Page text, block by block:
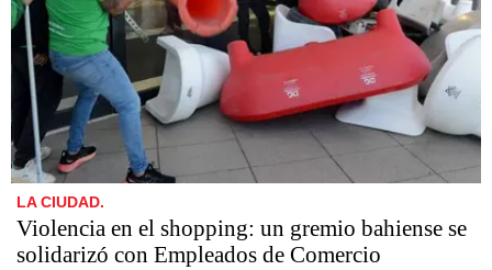
LA CIUDAD.
Violencia en el shopping: un gremio bahiense se
solidarizó con Empleados de Comercio